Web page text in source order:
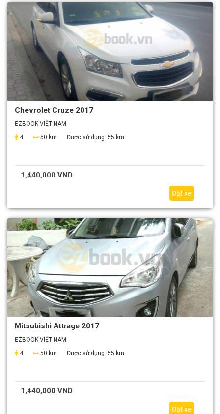
Chevrolet Cruze 2017
EZBOOK VIỆT NAM
4
50 km Được sử dụng: 55 km
1,440,000 VND
Đặt xe
Mitsubishi Attrage 2017
EZBOOK VIỆT NAM
4
50 km Được sử dụng: 55 km
1,440,000 VND
Đặt xe